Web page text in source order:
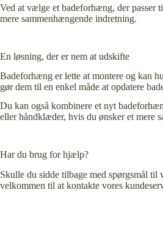
Ved at vælge et badeforhæng, der passer
mere sammenhængende indretning.
En løsning, der er nem at udskifte
Badeforhæng er lette at montere og kan
gør dem til en enkel måde at opdatere
Du kan også kombinere et nyt
eller håndklæder, hvis du ønsker et mere
Har du brug for hjælp?
Skulle du sidde tilbage med spørgsmål
velkommen til at kontakte vores